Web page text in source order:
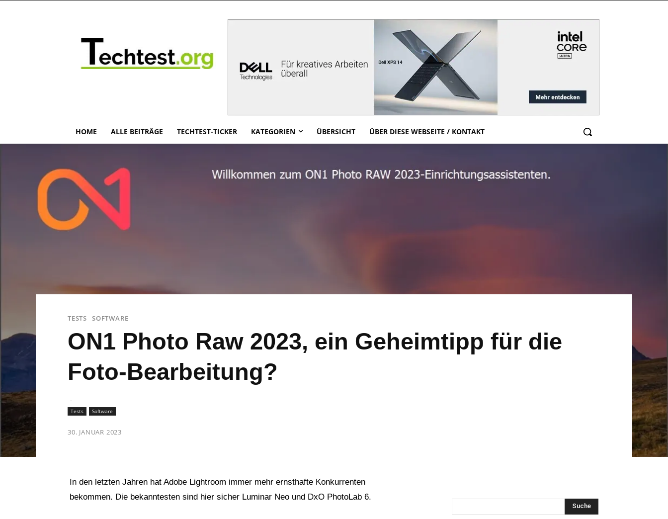
HOME ALLE BEITRÄGE TECHTEST-TICKER KATEGORIEN ÜBERSICHT ÜBER DIESE WEBSEITE / KONTAKT
TESTS SOFTWARE
ON1 Photo Raw 2023, ein Geheimtipp für die
Foto-Bearbeitung?
-
Tests
Software
30. JANUAR 2023
In den letzten Jahren hat Adobe Lightroom immer mehr ernsthafte Konkurrenten
bekommen. Die bekanntesten sind hier sicher Luminar Neo und DxO PhotoLab 6.
Suche